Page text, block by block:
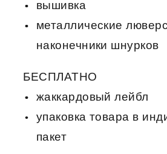
вышивка
металлические
наконечники шнурков
БЕСПЛАТНО
жаккардовый лейбл
упаковка товара в
пакет